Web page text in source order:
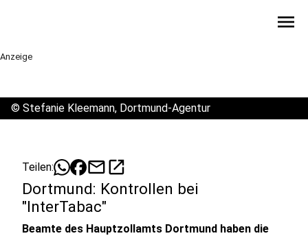
menu
Anzeige
© Stefanie Kleemann, Dortmund-Agentur
Teilen: mailopen_in_new
Dortmund: Kontrollen bei
"InterTabac"
Beamte des Hauptzollamts Dortmund haben die